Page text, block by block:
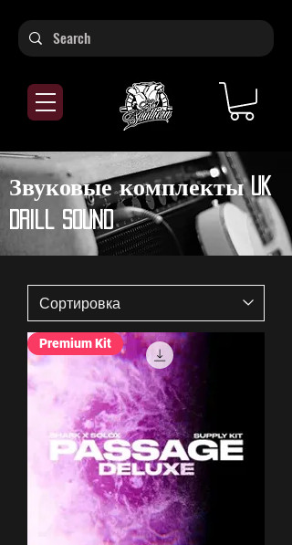
Звуковые комплекты UK
Drill Sound
Premium Kit